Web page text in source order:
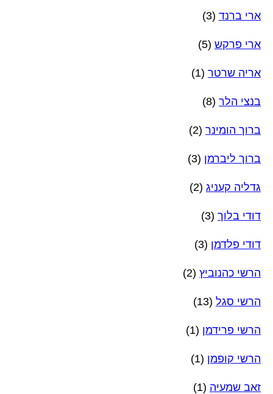
ארי ברנד (3)
ארי פרקש (5)
אריה שרטר (1)
בנצי הלר (8)
ברוך הומינר (2)
ברוך ליברמן (3)
גדליה קעניג (2)
דודי בלוך (3)
דודי פלדמן (3)
הרשי כהנוביץ (2)
הרשי סגל (13)
הרשי פרידמן (1)
הרשי קופמן (1)
זאב שמעיה (1)